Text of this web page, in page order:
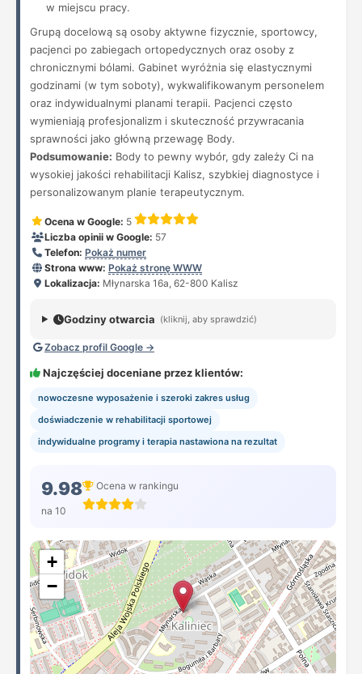
w miejscu pracy.
Grupą docelową są osoby aktywne fizycznie, sportowcy,
pacjenci po zabiegach ortopedycznych oraz osoby z
chronicznymi bólami. Gabinet wyróżnia się elastycznymi
godzinami (w tym soboty), wykwalifikowanym personelem
oraz indywidualnymi planami terapii. Pacjenci często
wymieniają profesjonalizm i skuteczność przywracania
sprawności jako główną przewagę Body.
Podsumowanie: Body to pewny wybór, gdy zależy Ci na
wysokiej jakości rehabilitacji Kalisz, szybkiej diagnostyce i
personalizowanym planie terapeutycznym.
Ocena w Google: 5
Liczba opinii w Google: 57
Telefon: Pokaż numer
Strona www: Pokaż stronę WWW
Lokalizacja: Młynarska 16a, 62-800 Kalisz
Godziny otwarcia (kliknij, aby sprawdzić)
Zobacz profil Google →
Najczęściej doceniane przez klientów:
nowoczesne wyposażenie i szeroki zakres usług
doświadczenie w rehabilitacji sportowej
indywidualne programy i terapia nastawiona na rezultat
9.98
na 10
Ocena w rankingu
+
−